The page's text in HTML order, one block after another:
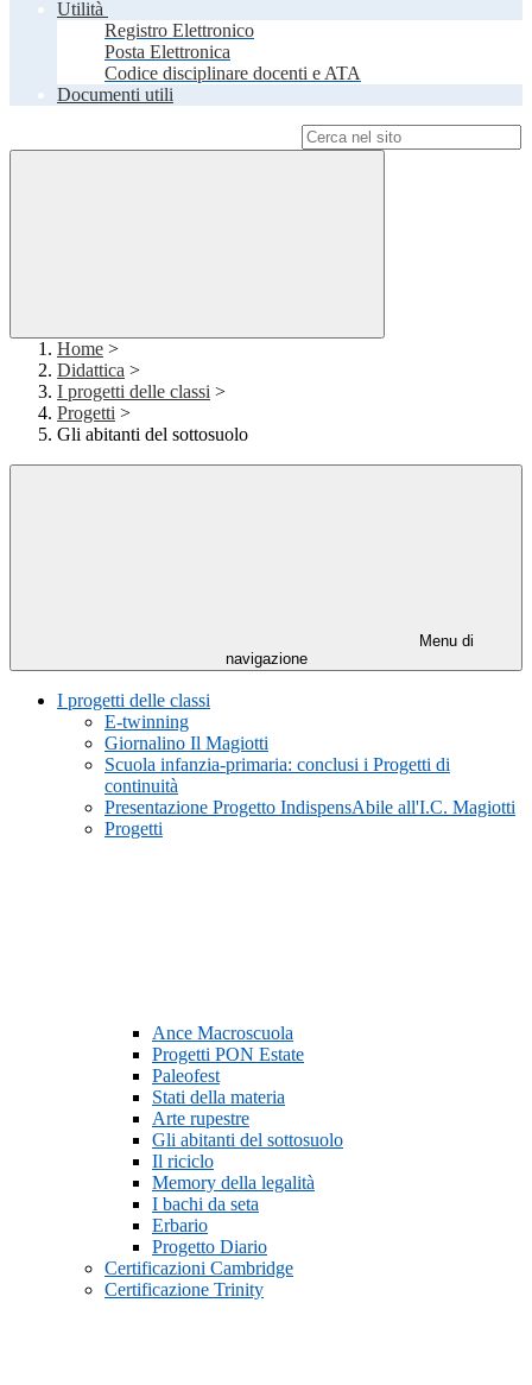
Utilità
Registro Elettronico
Posta Elettronica
Codice disciplinare docenti e ATA
Documenti utili
Home >
Didattica >
I progetti delle classi >
Progetti >
Gli abitanti del sottosuolo
Menu di
navigazione
I progetti delle classi
E-twinning
Giornalino Il Magiotti
Scuola infanzia-primaria: conclusi i Progetti di
continuità
Presentazione Progetto IndispensAbile all'I.C. Magiotti
Progetti
Ance Macroscuola
Progetti PON Estate
Paleofest
Stati della materia
Arte rupestre
Gli abitanti del sottosuolo
Il riciclo
Memory della legalità
I bachi da seta
Erbario
Progetto Diario
Certificazioni Cambridge
Certificazione Trinity